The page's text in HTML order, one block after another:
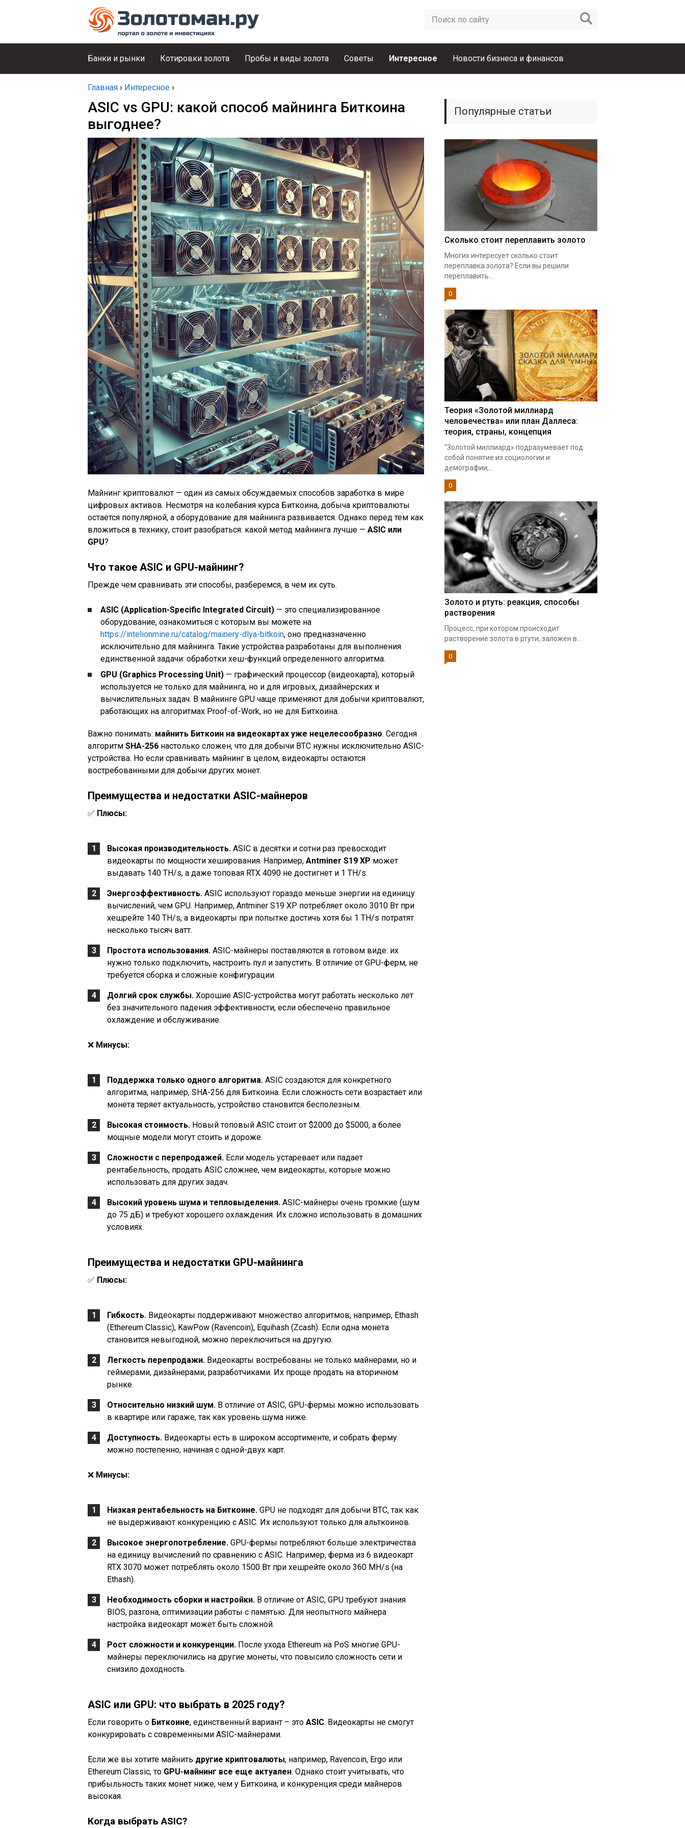
Банки и рынки Котировки золота Пробы и виды золота Советы Интересное Новости бизнеса и финансов
Главная › Интересное ›
ASIC vs GPU: какой способ майнинга Биткоина
выгоднее?
Майнинг криптовалют — один из самых обсуждаемых способов заработка в мире
цифровых активов. Несмотря на колебания курса Биткоина, добыча криптовалюты
остается популярной, а оборудование для майнинга развивается. Однако перед тем как
вложиться в технику, стоит разобраться: какой метод майнинга лучше — ASIC или
GPU?
Что такое ASIC и GPU-майнинг?
Прежде чем сравнивать эти способы, разберемся, в чем их суть.
ASIC (Application-Specific Integrated Circuit) — это специализированное
оборудование, ознакомиться с которым вы можете на
https://intelionmine.ru/catalog/mainery-dlya-bitkoin, оно предназначенно
исключительно для майнинга. Такие устройства разработаны для выполнения
единственной задачи: обработки хеш-функций определенного алгоритма.
GPU (Graphics Processing Unit) — графический процессор (видеокарта), который
используется не только для майнинга, но и для игровых, дизайнерских и
вычислительных задач. В майнинге GPU чаще применяют для добычи криптовалют,
работающих на алгоритмах Proof-of-Work, но не для Биткоина.
Важно понимать: майнить Биткоин на видеокартах уже нецелесообразно. Сегодня
алгоритм SHA-256 настолько сложен, что для добычи BTC нужны исключительно ASIC-
устройства. Но если сравнивать майнинг в целом, видеокарты остаются
востребованными для добычи других монет.
Преимущества и недостатки ASIC-майнеров
✅ Плюсы:
Высокая производительность. ASIC в десятки и сотни раз превосходит
видеокарты по мощности хеширования. Например, Antminer S19 XP может
выдавать 140 TH/s, а даже топовая RTX 4090 не достигнет и 1 TH/s.
Энергоэффективность. ASIC используют гораздо меньше энергии на единицу
вычислений, чем GPU. Например, Antminer S19 XP потребляет около 3010 Вт при
хешрейте 140 TH/s, а видеокарты при попытке достичь хотя бы 1 TH/s потратят
несколько тысяч ватт.
Простота использования. ASIC-майнеры поставляются в готовом виде: их
нужно только подключить, настроить пул и запустить. В отличие от GPU-ферм, не
требуется сборка и сложные конфигурации.
Долгий срок службы. Хорошие ASIC-устройства могут работать несколько лет
без значительного падения эффективности, если обеспечено правильное
охлаждение и обслуживание.
❌ Минусы:
Поддержка только одного алгоритма. ASIC создаются для конкретного
алгоритма, например, SHA-256 для Биткоина. Если сложность сети возрастает или
монета теряет актуальность, устройство становится бесполезным.
Высокая стоимость. Новый топовый ASIC стоит от $2000 до $5000, а более
мощные модели могут стоить и дороже.
Сложности с перепродажей. Если модель устаревает или падает
рентабельность, продать ASIC сложнее, чем видеокарты, которые можно
использовать для других задач.
Высокий уровень шума и тепловыделения. ASIC-майнеры очень громкие (шум
до 75 дБ) и требуют хорошего охлаждения. Их сложно использовать в домашних
условиях.
Преимущества и недостатки GPU-майнинга
✅ Плюсы:
Гибкость. Видеокарты поддерживают множество алгоритмов, например, Ethash
(Ethereum Classic), KawPow (Ravencoin), Equihash (Zcash). Если одна монета
становится невыгодной, можно переключиться на другую.
Легкость перепродажи. Видеокарты востребованы не только майнерами, но и
геймерами, дизайнерами, разработчиками. Их проще продать на вторичном
рынке.
Относительно низкий шум. В отличие от ASIC, GPU-фермы можно использовать
в квартире или гараже, так как уровень шума ниже.
Доступность. Видеокарты есть в широком ассортименте, и собрать ферму
можно постепенно, начиная с одной-двух карт.
❌ Минусы:
Низкая рентабельность на Биткоине. GPU не подходят для добычи BTC, так как
не выдерживают конкуренцию с ASIC. Их используют только для альткоинов.
Высокое энергопотребление. GPU-фермы потребляют больше электричества
на единицу вычислений по сравнению с ASIC. Например, ферма из 6 видеокарт
RTX 3070 может потреблять около 1500 Вт при хешрейте около 360 MH/s (на
Ethash).
Необходимость сборки и настройки. В отличие от ASIC, GPU требуют знания
BIOS, разгона, оптимизации работы с памятью. Для неопытного майнера
настройка видеокарт может быть сложной.
Рост сложности и конкуренции. После ухода Ethereum на PoS многие GPU-
майнеры переключились на другие монеты, что повысило сложность сети и
снизило доходность.
ASIC или GPU: что выбрать в 2025 году?
Если говорить о Биткоине, единственный вариант – это ASIC. Видеокарты не смогут
конкурировать с современными ASIC-майнерами.
Если же вы хотите майнить другие криптовалюты, например, Ravencoin, Ergo или
Ethereum Classic, то GPU-майнинг все еще актуален. Однако стоит учитывать, что
прибыльность таких монет ниже, чем у Биткоина, и конкуренция среди майнеров
высокая.
Когда выбрать ASIC?
Популярные статьи
Сколько стоит переплавить золото
Многих интересует сколько стоит
переплавка золота? Если вы решили
переплавить...
0
Теория «Золотой миллиард
человечества» или план Даллеса:
теория, страны, концепция
"Золотой миллиард» подразумевает под
собой понятие из социологии и
демографии,...
0
Золото и ртуть: реакция, способы
растворения
Процесс, при котором происходит
растворение золота в ртути, заложен в...
0